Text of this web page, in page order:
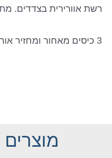
רשת אוורירית בצדדים.
3 כיסים מאחור ומחזיר אור לרכיבה לילית.